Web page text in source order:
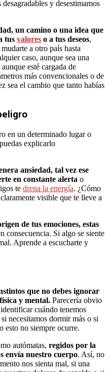
y desestimamos
un camino o una idea que
tus valores o a tus deseos,
a otro país hasta
caso, aunque sea una
esté cargada de
más convencionales o de
sea el cambio que tanto habías
en un determinado lugar o
explicarlo
ansiedad, tal vez ese
en constante alerta o
te drena la energía. ¿Cómo
visible que te lleve a
de tus emociones, estas
consecuencia. Si algo se siente
Aprende a escucharte y
que no debes ignorar
y mental. Parecería obvio
cuándo tenemos
necesitamos dormir más o si
esto no siempre ocurre.
autómatas, regidos por la
envía nuestro cuerpo. Así, no
nos sienta mal, si una